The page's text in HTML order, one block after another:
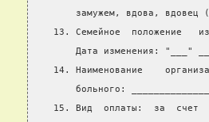
замужем, вдова, вдовец
13. Семейное  положение
Дата изменения: "___"
14. Наименование
больного:
15. Вид  оплаты:  за  счет